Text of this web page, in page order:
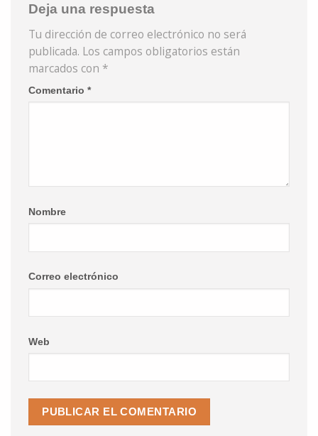
Deja una respuesta
Tu dirección de correo electrónico no será
publicada. Los campos obligatorios están
marcados con *
Comentario *
Nombre
Correo electrónico
Web